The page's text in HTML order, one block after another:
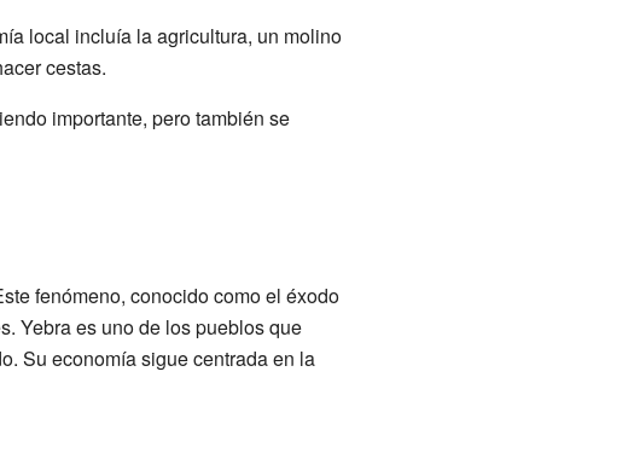
local incluía la agricultura, un molino
cestas.
importante, pero también se
fenómeno, conocido como el éxodo
Yebra es uno de los pueblos que
Su economía sigue centrada en la